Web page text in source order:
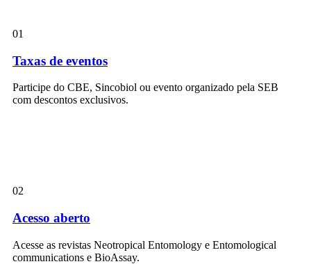
01
Taxas de eventos
Participe do CBE, Sincobiol ou evento organizado pela SEB
com descontos exclusivos.
02
Acesso aberto
Acesse as revistas Neotropical Entomology e Entomological
communications e BioAssay.